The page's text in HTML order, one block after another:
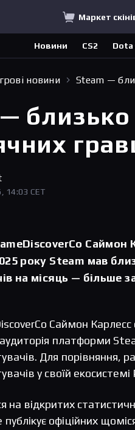
Маркет
Новини CS2 Dota
новини Steam —
14:03 CET
Саймон
року Steam мав
на місяць — більше
Саймон
платформи
Для порівняння,
у своїй
на відкритих
публікує офіційних